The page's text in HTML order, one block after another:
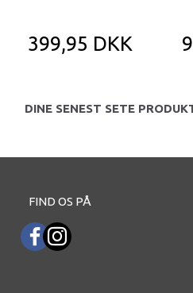
399,95 DKK
DINE SENEST SETE
FIND OS PÅ